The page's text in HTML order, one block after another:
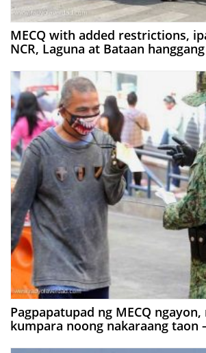
MECQ with added restrictions,
NCR, Laguna at Bataan
Pagpapatupad ng MECQ
kumpara noong nakaraang taon